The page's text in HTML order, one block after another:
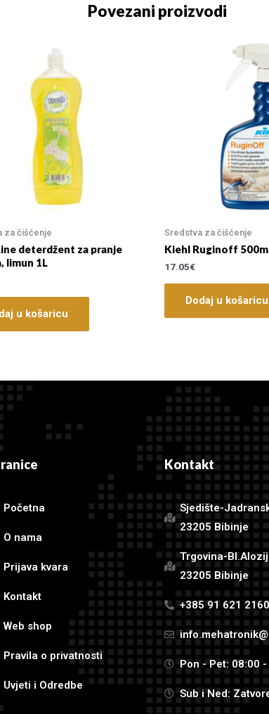
Povezani proizvodi
za čišćenje
deterdžent za pranje
limun 1L
u košaricu
Sredstva za čišćenje
Kiehl Ruginoff
17.05€
Dodaj u košaricu
Početna
O nama
Prijava kvara
Kontakt
Web shop
Pravila o privatnosti
Uvjeti i Odredbe
Kontakt
Sjedište-
23205 Bibinje
Trgovina-
23205 Bibinje
+385 91 621 2160
Pon - Pet: 08:00
Sub i Ned: